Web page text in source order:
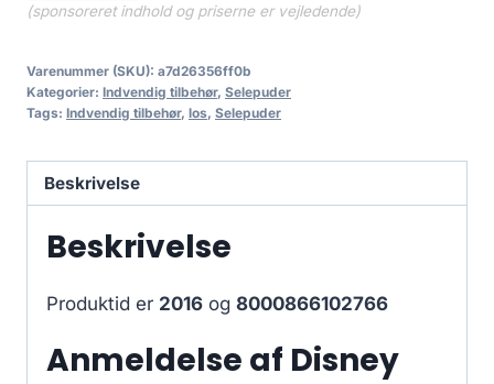
(sponsoreret indhold og priserne er vejledende)
Varenummer (SKU): a7d26356ff0b
Kategorier: Indvendig tilbehør, Selepuder
Tags: Indvendig tilbehør, los, Selepuder
Beskrivelse
Beskrivelse
Produktid er 2016 og 8000866102766
Anmeldelse af Disney